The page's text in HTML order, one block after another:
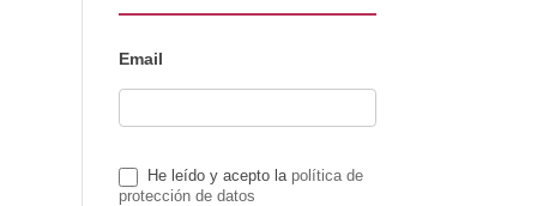
Email
He leído y acepto la política de
protección de datos